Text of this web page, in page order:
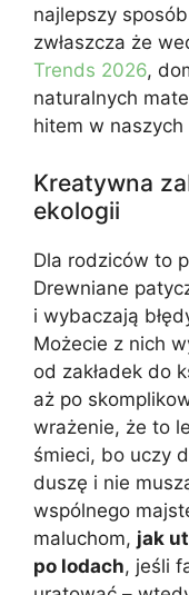
najlepszy
zwłaszcza że
Trends 2026,
naturalnych
hitem w naszych
Kreatywna
ekologii
Dla rodziców to
Drewniane
i wybaczają
Możecie z nich
od zakładek do
aż po
wrażenie, że to
śmieci, bo uczy
duszę i nie
wspólnego
maluchom, jak
po lodach, jeśli